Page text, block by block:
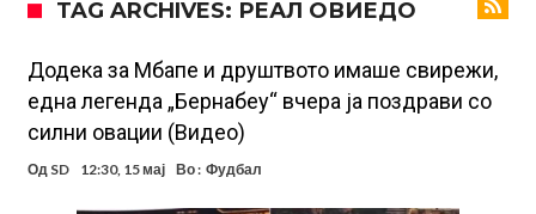
Арсенал со 138 милиони евра тргнува по ѕвездата на Серија А?
Мурињо воведува строга дисциплина во Реал Мадрид: Ова се
трите нови правила
Неочекувана „бомба“ од Англија: Ливерпул се засили од
Барселона!
Тикет на денот (сабота, 08.08.2026)
TAG ARCHIVES: РЕАЛ ОВИЕДО
Додека за Мбапе и друштвото имаше свирежи,
една легенда „Бернабеу“ вчера ја поздрави со
силни овации (Видео)
Од SD 12:30, 15 мај Во : Фудбал